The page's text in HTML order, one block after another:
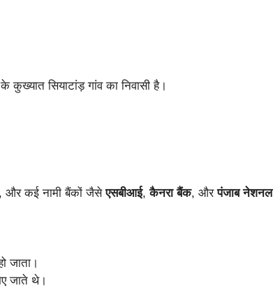
सियाटांड़ गांव का निवासी है।
और कई नामी बैंकों जैसेएसबीआई,कैनरा बैंक, औरपंजाब नेशनल
जाता।
जाते थे।